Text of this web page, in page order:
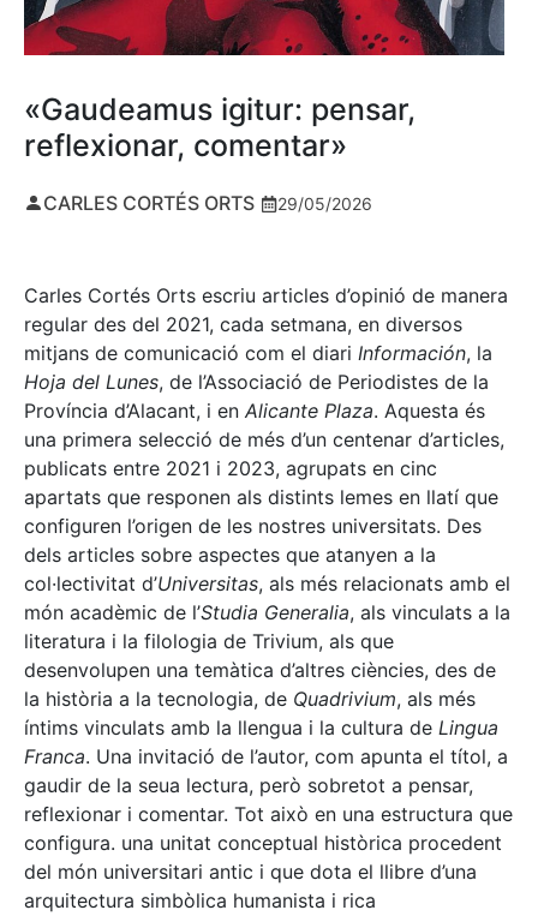
«Gaudeamus igitur: pensar,
reflexionar, comentar»
CARLES CORTÉS ORTS 29/05/2026
Carles Cortés Orts escriu articles d’opinió de manera
regular des del 2021, cada setmana, en diversos
mitjans de comunicació com el diari Información, la
Hoja del Lunes, de l’Associació de Periodistes de la
Província d’Alacant, i en Alicante Plaza. Aquesta és
una primera selecció de més d’un centenar d’articles,
publicats entre 2021 i 2023, agrupats en cinc
apartats que responen als distints lemes en llatí que
configuren l’origen de les nostres universitats. Des
dels articles sobre aspectes que atanyen a la
col·lectivitat d’Universitas, als més relacionats amb el
món acadèmic de l’Studia Generalia, als vinculats a la
literatura i la filologia de Trivium, als que
desenvolupen una temàtica d’altres ciències, des de
la història a la tecnologia, de Quadrivium, als més
íntims vinculats amb la llengua i la cultura de Lingua
Franca. Una invitació de l’autor, com apunta el títol, a
gaudir de la seua lectura, però sobretot a pensar,
reflexionar i comentar. Tot això en una estructura que
configura. una unitat conceptual històrica procedent
del món universitari antic i que dota el llibre d’una
arquitectura simbòlica humanista i rica